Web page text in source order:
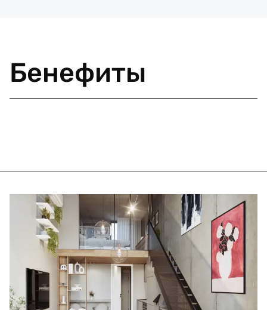
Бенефиты